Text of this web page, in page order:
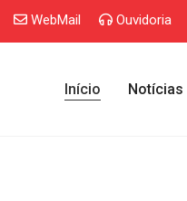
WebMail Ouvidoria
Início Notícias